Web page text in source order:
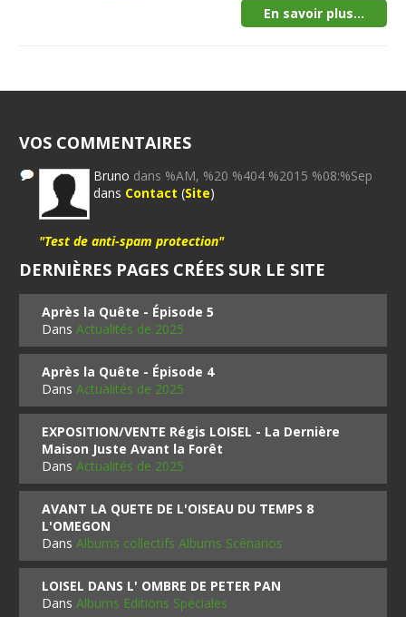
En savoir plus...
VOS COMMENTAIRES
Bruno dans %AM, %20 %404 %2015 %08:%Sep
dans Contact (Site)
"Test de anti-spam protection"
DERNIÈRES PAGES CRÉES SUR LE SITE
Après la Quête - Épisode 5
DansActualités de 2025
Après la Quête - Épisode 4
DansActualités de 2025
EXPOSITION/VENTE Régis LOISEL - La Dernière
Maison Juste Avant la Forêt
DansActualités de 2025
AVANT LA QUETE DE L'OISEAU DU TEMPS 8
L'OMEGON
DansAlbums collectifs Albums Scénarios
LOISEL DANS L' OMBRE DE PETER PAN
DansAlbums Editions Spéciales